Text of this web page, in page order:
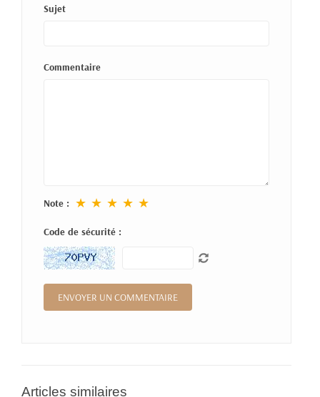
Sujet
Commentaire
Note : ★ ★ ★ ★ ★
Code de sécurité :
Articles similaires